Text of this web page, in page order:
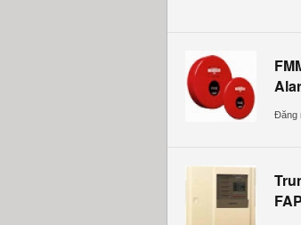
Đăng